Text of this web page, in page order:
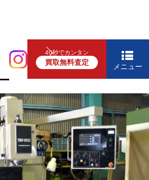
40秒でカンタン
買取無料査定 メニュー